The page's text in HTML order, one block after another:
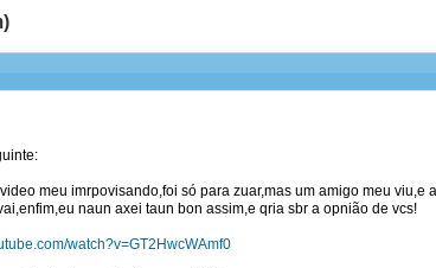
meu imrpovisando,foi só para zuar,mas um amigo meu
naun axei taun bon assim,e qria sbr a opnião de vcs!
watch?v=GT2HwcWAmf0